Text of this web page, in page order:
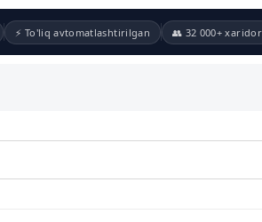
⚡ To'liq avtomatlashtirilgan 👥 32 000+ xaridor